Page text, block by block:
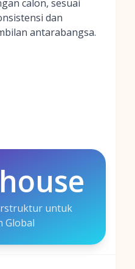
calon, sesuai
dan
antarabangsa.
untuk
Global